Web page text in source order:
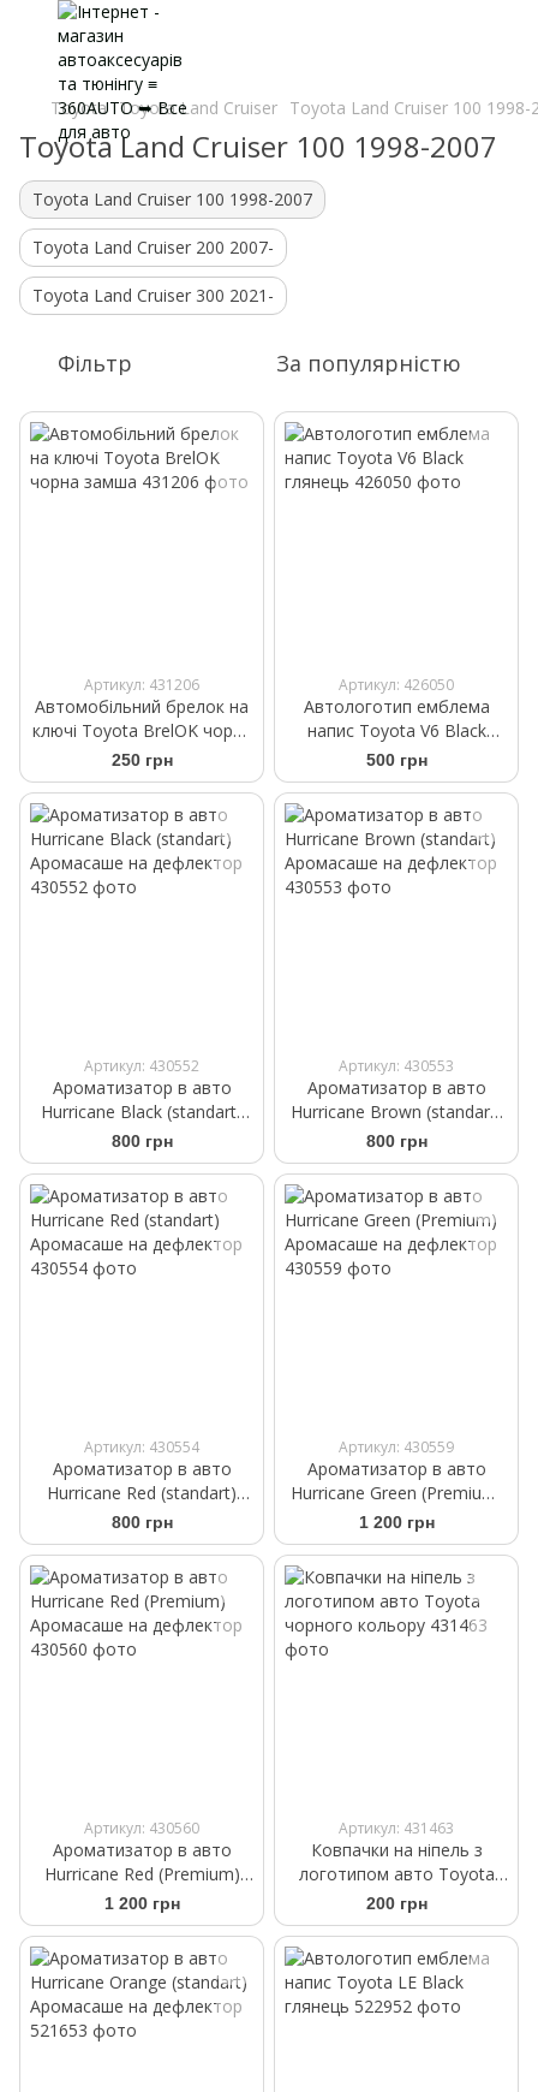
Toyota Toyota Land Cruiser Toyota Land Cruiser 100 1998-
Toyota Land Cruiser 100 1998-2007
Toyota Land Cruiser 100 1998-2007
Toyota Land Cruiser 200 2007-
Toyota Land Cruiser 300 2021-
Фільтр За популярністю
Артикул: 431206
Автомобільний брелок на
ключі Toyota BrelOK чорна
замша
250 грн
Артикул: 426050
Автологотип емблема
напис Toyota V6 Black
глянець
500 грн
Артикул: 430552
Ароматизатор в авто
Hurricane Black (standart)
Аромасаше на дефлектор
800 грн
Артикул: 430553
Ароматизатор в авто
Hurricane Brown (standart)
Аромасаше на дефлектор
800 грн
Артикул: 430554
Ароматизатор в авто
Hurricane Red (standart)
Аромасаше на дефлектор
800 грн
Артикул: 430559
Ароматизатор в авто
Hurricane Green (Premium)
Аромасаше на дефлектор
1 200 грн
Артикул: 430560
Ароматизатор в авто
Hurricane Red (Premium)
Аромасаше на дефлектор
1 200 грн
Артикул: 431463
Ковпачки на ніпель з
логотипом авто Toyota
чорного кольору
200 грн